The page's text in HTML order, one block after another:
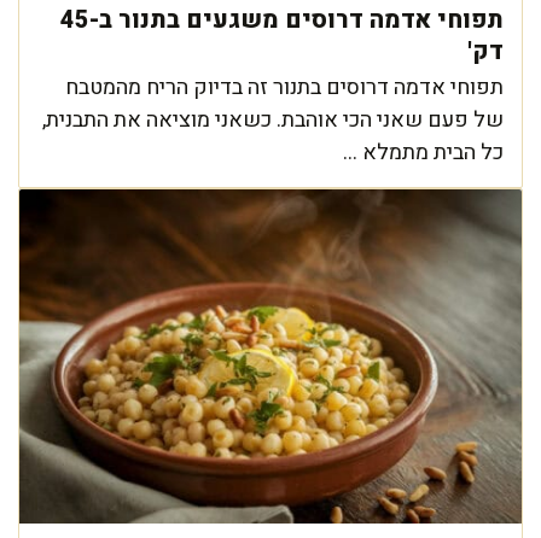
תפוחי אדמה דרוסים משגעים בתנור ב-45
דק'
תפוחי אדמה דרוסים בתנור זה בדיוק הריח מהמטבח
של פעם שאני הכי אוהבת. כשאני מוציאה את התבנית,
כל הבית מתמלא ...